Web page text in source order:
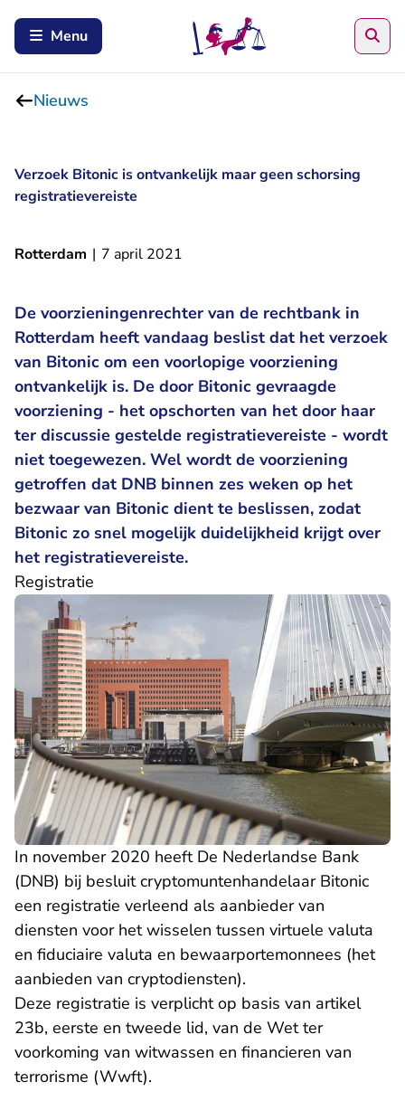
Menu
Nieuws
Verzoek Bitonic is ontvankelijk maar geen schorsing
registratievereiste
Rotterdam | 7 april 2021
De voorzieningenrechter van de rechtbank in
Rotterdam heeft vandaag beslist dat het verzoek
van Bitonic om een voorlopige voorziening
ontvankelijk is. De door Bitonic gevraagde
voorziening - het opschorten van het door haar
ter discussie gestelde registratievereiste - wordt
niet toegewezen. Wel wordt de voorziening
getroffen dat DNB binnen zes weken op het
bezwaar van Bitonic dient te beslissen, zodat
Bitonic zo snel mogelijk duidelijkheid krijgt over
het registratievereiste.
Registratie
In november 2020 heeft De Nederlandse Bank
(DNB) bij besluit cryptomuntenhandelaar Bitonic
een registratie verleend als aanbieder van
diensten voor het wisselen tussen virtuele valuta
en fiduciaire valuta en bewaarportemonnees (het
aanbieden van cryptodiensten).
Deze registratie is verplicht op basis van artikel
23b, eerste en tweede lid, van de Wet ter
voorkoming van witwassen en financieren van
terrorisme (Wwft).